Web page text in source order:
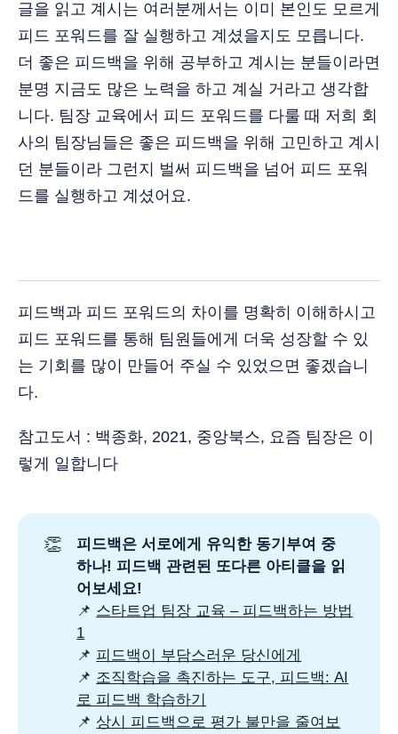
글을 읽고 계시는 여러분께서는 이미 본인도 모르게
피드 포워드를 잘 실행하고 계셨을지도 모릅니다.
더 좋은 피드백을 위해 공부하고 계시는 분들이라면
분명 지금도 많은 노력을 하고 계실 거라고 생각합
니다. 팀장 교육에서 피드 포워드를 다룰 때 저희 회
사의 팀장님들은 좋은 피드백을 위해 고민하고 계시
던 분들이라 그런지 벌써 피드백을 넘어 피드 포워
드를 실행하고 계셨어요.
피드백과 피드 포워드의 차이를 명확히 이해하시고
피드 포워드를 통해 팀원들에게 더욱 성장할 수 있
는 기회를 많이 만들어 주실 수 있었으면 좋겠습니
다.
참고도서 : 백종화, 2021, 중앙북스, 요즘 팀장은 이
렇게 일합니다
👏
피드백은 서로에게 유익한 동기부여 중
하나! 피드백 관련된 또다른 아티클을 읽
어보세요!
📌 스타트업 팀장 교육 – 피드백하는 방법
1
📌 피드백이 부담스러운 당신에게
📌 조직학습을 촉진하는 도구, 피드백: AI
로 피드백 학습하기
📌 상시 피드백으로 평가 불만을 줄여보